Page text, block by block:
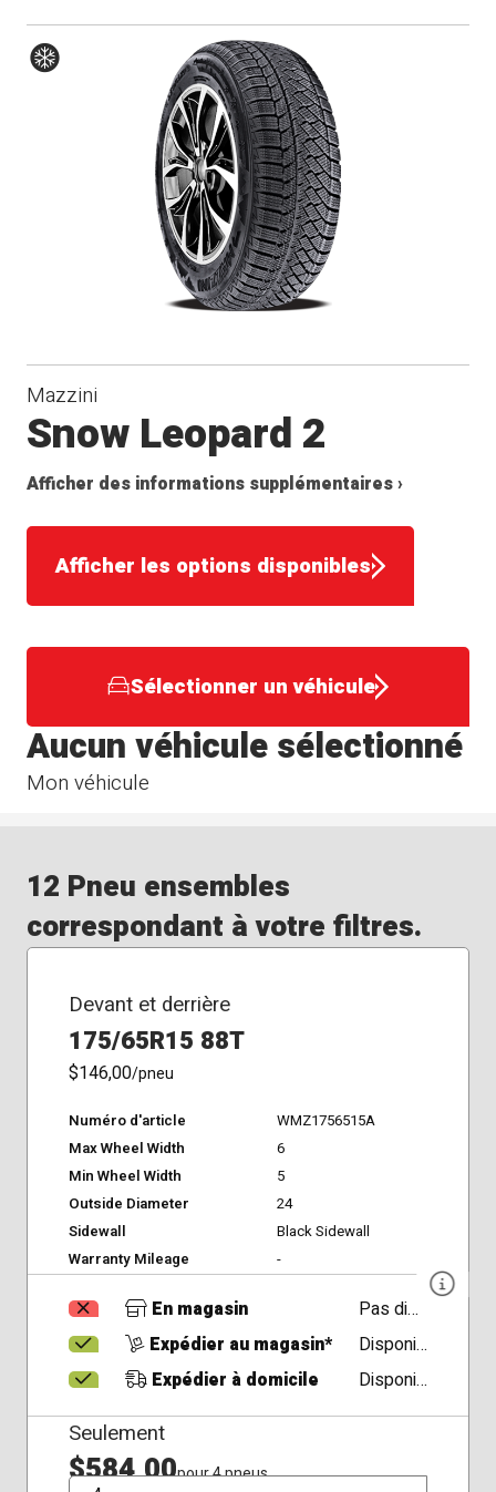
Mazzini
Snow Leopard 2
Afficher des informations supplémentaires ›
Afficher les options disponibles
Sélectionner un véhicule
Mon véhicule
Aucun véhicule sélectionné
12 Pneu ensembles
correspondant à votre filtres.
Devant et derrière
175/65R15 88T
$146,00/pneu
Numéro d'article
WMZ1756515A
Max Wheel Width
6
Min Wheel Width
5
Outside Diameter
24
Sidewall
Black Sidewall
Warranty Mileage
-
En magasin
Pas disponible
Expédier au magasin*
Disponible
Expédier à domicile
Disponible
Seulement
$584,00pour 4 pneus